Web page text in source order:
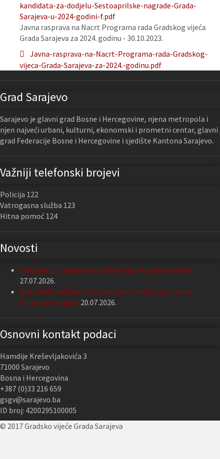
kandidata-za-dodjelu-Sestoaprilske-nagrade-Grada-
Sarajeva-u-2024-godini-f.pdf
Javna rasprava na Nacrt Programa rada Gradskog vijeća
Grada Sarajeva za 2024. godinu - 30.10.2023.
Javna-rasprava-na-Nacrt-Programa-rada-Gradskog-
vijeca-Grada-Sarajeva-za-2024.-godinu.pdf
Grad Sarajevo
Sarajevo je glavni grad Bosne i Hercegovine, njena metropola i
njen najveći urbani, kulturni, ekonomski i prometni centar, glavni
grad Federacije Bosne i Hercegovine i sjedište Kantona Sarajevo.
Važniji telefonski brojevi
Policija 122
Vatrogasna služba 123
Hitna pomoć 124
Novosti
Održana 13. sjednica Gradskog vijeća Grada Sarajeva
27.07.2026.
Nastavak podrške Grada Sarajeva Udruženju slijepih
Kantona Sarajevo 20.07.2026.
Osnovni kontakt podaci
Hamdije Kreševljakovića 3
71000 Sarajevo
Bosna i Hercegovina
+387 (0)33 216 659
gsgv@sarajevo.ba
ID broj: 4200295100005
© 2017 Gradsko vijeće Grada Sarajeva